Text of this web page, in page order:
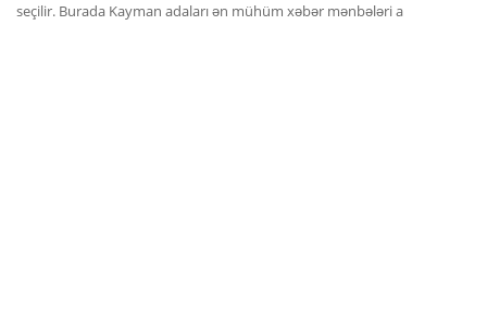
seçilir. Burada Kayman adaları ən mühüm xəbər mənbələri a